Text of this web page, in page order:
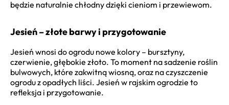
będzie naturalnie chłodny dzięki cieniom i przewiewom.
Jesień – złote barwy i przygotowanie
Jesień wnosi do ogrodu nowe kolory – bursztyny,
czerwienie, głębokie złoto. To moment na sadzenie roślin
bulwowych, które zakwitną wiosną, oraz na czyszczenie
ogrodu z opadłych liści. Jesień w rajskim ogrodzie to
refleksja i przygotowanie.